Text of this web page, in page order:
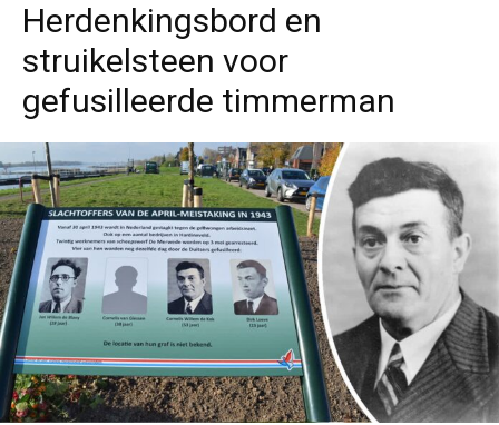
Herdenkingsbord en
struikelsteen voor
gefusilleerde timmerman